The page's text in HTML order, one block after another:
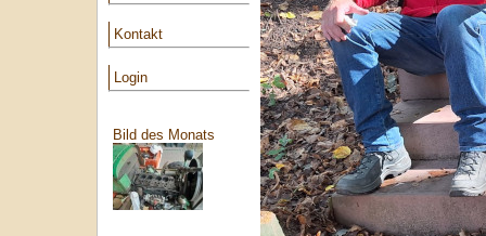
Kontakt
Login
Bild des Monats